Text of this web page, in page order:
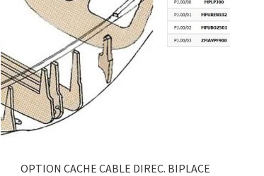
OPTION CACHE CABLE DIREC. BIPLACE